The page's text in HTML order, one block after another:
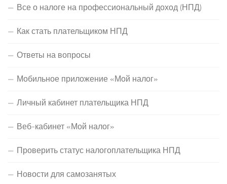
Все о налоге на профессиональный доход (НПД)
Как стать плательщиком НПД
Ответы на вопросы
Мобильное приложение «Мой налог»
Личный кабинет плательщика НПД
Веб-кабинет «Мой налог»
Проверить статус налогоплательщика НПД
Новости для самозанятых